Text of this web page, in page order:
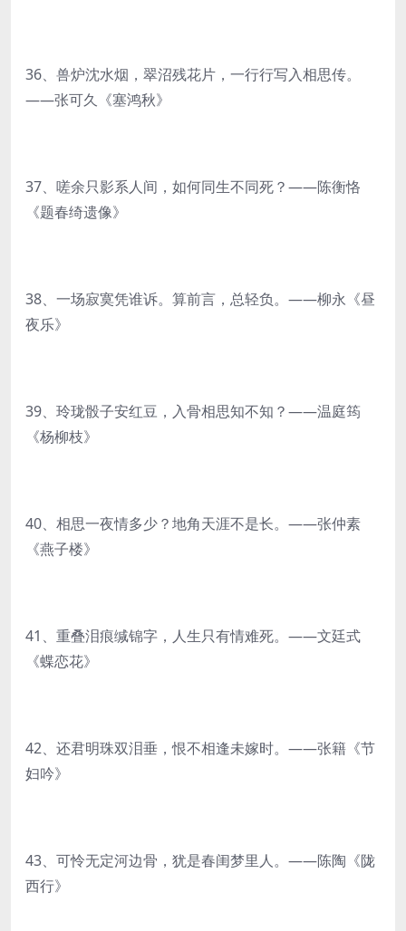
36、兽炉沈水烟，翠沼残花片，一行行写入相思传。
——张可久《塞鸿秋》
37、嗟余只影系人间，如何同生不同死？——陈衡恪
《题春绮遗像》
38、一场寂寞凭谁诉。算前言，总轻负。——柳永《昼
夜乐》
39、玲珑骰子安红豆，入骨相思知不知？——温庭筠
《杨柳枝》
40、相思一夜情多少？地角天涯不是长。——张仲素
《燕子楼》
41、重叠泪痕缄锦字，人生只有情难死。——文廷式
《蝶恋花》
42、还君明珠双泪垂，恨不相逢未嫁时。——张籍《节
妇吟》
43、可怜无定河边骨，犹是春闺梦里人。——陈陶《陇
西行》